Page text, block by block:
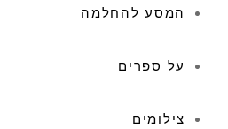
המסע להחלמה
על ספרים
צילומים